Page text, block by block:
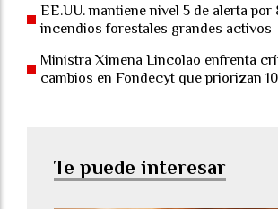
EE.UU. mantiene nivel 5 de alerta por
incendios forestales grandes activos
Ministra Ximena Lincolao enfrenta
cambios en Fondecyt que priorizan
Te puede interesar